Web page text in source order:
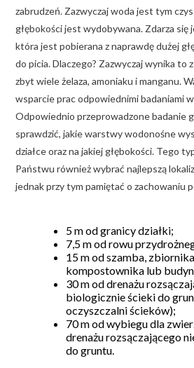
zabrudzeń. Zazwyczaj woda jest tym
głębokości jest wydobywana. Zdarza się
która jest pobierana z naprawdę dużej
do picia. Dlaczego? Zazwyczaj wynika to
zbyt wiele żelaza, amoniaku i manganu.
wsparcie prac odpowiednimi badaniami
Odpowiednio przeprowadzone badanie
sprawdzić, jakie warstwy wodonośne
działce oraz na jakiej głębokości. Tego
Państwu również wybrać najlepszą
jednak przy tym pamiętać o zachowaniu
5 m od granicy działki;
7,5 m od rowu
15 m od szamba,
kompostownika lub
30 m od drenażu
biologicznie ścieki do
oczyszczalni ścieków);
70 m od wybiegu dla
drenażu rozsączającego
do gruntu.